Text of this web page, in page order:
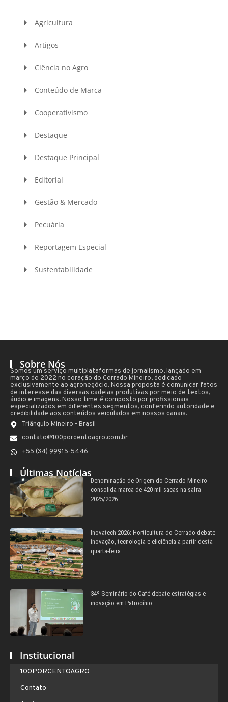
Agricultura
Artigos
Ciência no Agro
Conteúdo de Marca
Cooperativismo
Destaque
Destaque Principal
Editorial
Gestão & Mercado
Pecuária
Reportagem Especial
Sustentabilidade
Sobre Nós
Somos um serviço multiplataformas de jornalismo, lançado em
março de 2022 no coração do Cerrado Mineiro, dedicado
exclusivamente ao agronegócio. Nossa proposta é comunicar fatos
de interesse das diversas cadeias produtivas por meio de textos,
áudio e imagens. Nosso time é composto por profissionais
especializados em diferentes segmentos, conferindo autoridade e
credibilidade aos conteúdos veiculados em nossos canais.
Triângulo Mineiro - Brasil
contato@100porcentoagro.com.br
+55 (34) 99915-5446
Últimas Notícias
Denominação de Origem do Cerrado Mineiro
consolida marca de 420 mil sacas na safra
2025/2026
Inovatech 2026: Horticultura do Cerrado debate
inovação, tecnologia e eficiência a partir desta
quarta-feira
34º Seminário do Café debate estratégias e
inovação em Patrocínio
Institucional
100PORCENTOAGRO
Contato